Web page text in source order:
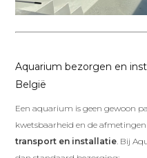
Aquarium bezorgen en
België
Een aquarium is geen gewoon
kwetsbaarheid en de
transport en installatie . Bij